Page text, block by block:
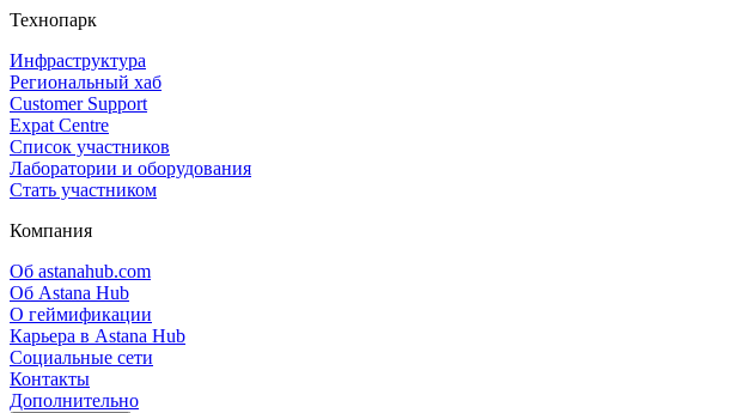
Технопарк
Инфраструктура
Региональный хаб
Customer Support
Expat Centre
Список участников
Лаборатории и оборудования
Стать участником
Компания
Об astanahub.com
Об Astana Hub
О геймификации
Карьера в Astana Hub
Социальные сети
Контакты
Дополнительно